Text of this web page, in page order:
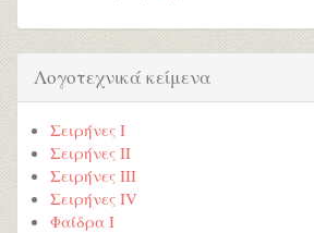
Λογοτεχνικά κείμενα
Σειρήνες Ι
Σειρήνες ΙΙ
Σειρήνες ΙΙΙ
Σειρήνες ΙV
Φαίδρα Ι